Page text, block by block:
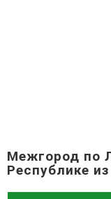
Межгород по
Республике